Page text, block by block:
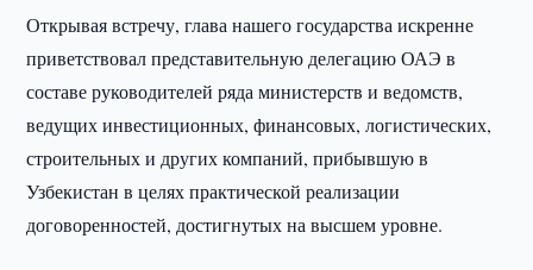
Открывая встречу, глава нашего государства искренне
приветствовал представительную делегацию ОАЭ в
составе руководителей ряда министерств и ведомств,
ведущих инвестиционных, финансовых, логистических,
строительных и других компаний, прибывшую в
Узбекистан в целях практической реализации
договоренностей, достигнутых на высшем уровне.